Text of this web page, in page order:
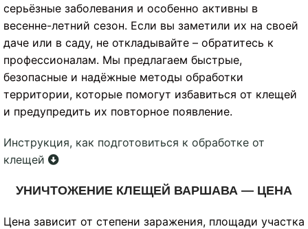
серьёзные заболевания и особенно активны в
весенне-летний сезон. Если вы заметили их на своей
даче или в саду, не откладывайте – обратитесь к
профессионалам. Мы предлагаем быстрые,
безопасные и надёжные методы обработки
территории, которые помогут избавиться от клещей
и предупредить их повторное появление.
Инструкция, как подготовиться к обработке от
клещей
УНИЧТОЖЕНИЕ КЛЕЩЕЙ ВАРШАВА — ЦЕНА
Цена зависит от степени заражения, площади участка